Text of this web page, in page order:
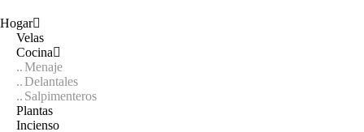
Hogar
Velas
Cocina
Menaje
Delantales
Salpimenteros
Plantas
Incienso